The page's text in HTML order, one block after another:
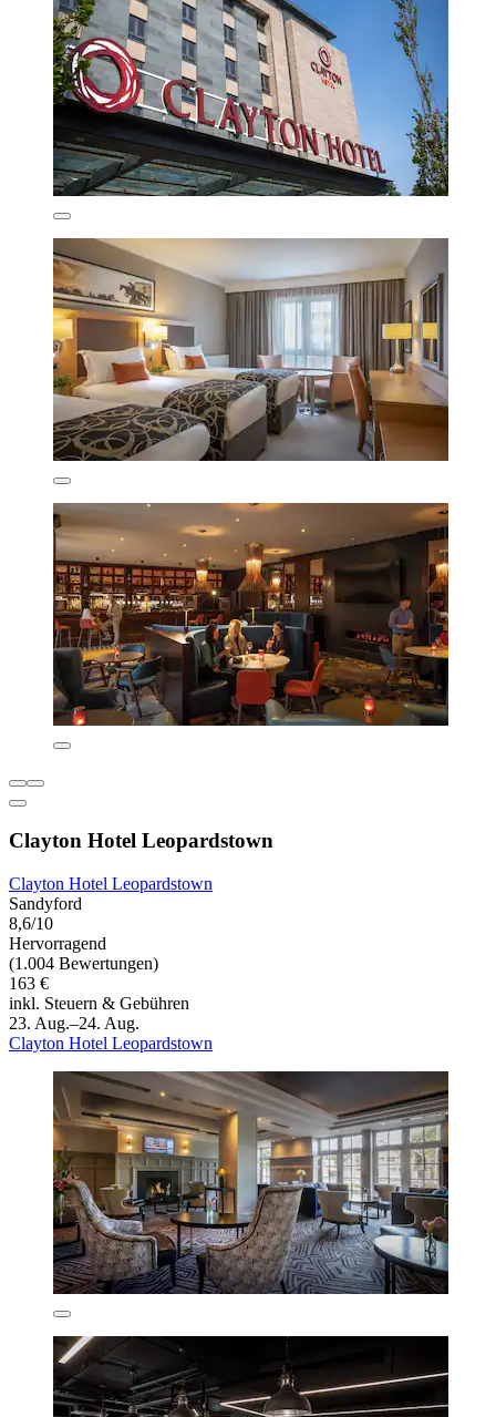
Clayton Hotel Leopardstown
Clayton Hotel Leopardstown
Sandyford
8,6/10
Hervorragend
(1.004 Bewertungen)
163 €
inkl. Steuern & Gebühren
23. Aug.–24. Aug.
Clayton Hotel Leopardstown